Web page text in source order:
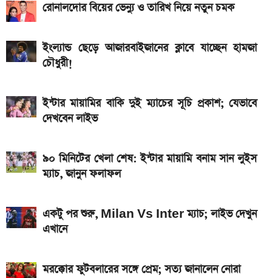
৭০৫০mAh ব্যাটারি ও ১২০Hz কার্ভড ডিসপ্লেতে ভিভো S2
আজকের স্বর্ণের বাজারদর: ০৭ আগস্ট ২০২৬
সরকারি চাকরিজীবীরা
আজ ৪ ঘণ্টা বিদ্যুৎ থাকবে না যেসব এলাকায়, আগেই জেনে নিন
রোনালদোর বিয়ের ভেন্যু ও তারিখ নিয়ে নতুন চমক
ইংল্যান্ড ছেড়ে আজারবাইজানের ক্লাবে যাচ্ছেন হামজা
চৌধুরী!
ইন্টার মায়ামির বাকি দুই ম্যাচের সূচি প্রকাশ; যেভাবে
দেখবেন লাইভ
৯০ মিনিটের খেলা শেষ: ইন্টার মায়ামি বনাম সান লুইস
ম্যাচ, জানুন ফলাফল
একটু পর শুরু, Milan Vs Inter ম্যাচ; লাইভ দেখুন
এখানে
মরক্কোর ফুটবলারের সঙ্গে প্রেম; সত্য জানালেন নোরা